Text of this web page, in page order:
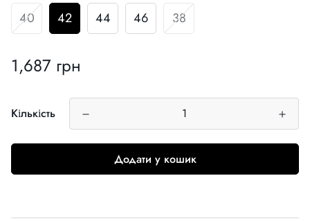
40 42 44 46 38
Звичайна
1,687 грн
Кількість
Додати у кошик